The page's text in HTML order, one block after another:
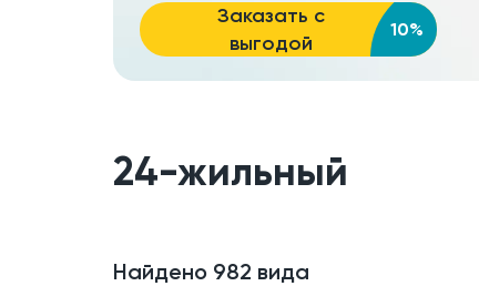
Заказать с
выгодой
10%
24-жильный
Найдено 982 вида